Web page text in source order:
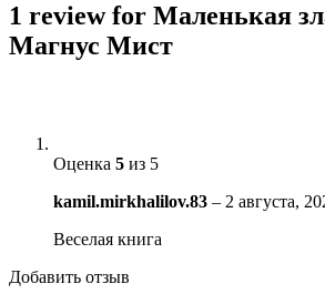
1 review for Маленькая
Магнус Мист
Оценка 5 из 5
kamil.mirkhalilov.83 – 2 августа,
Веселая книга
Добавить отзыв